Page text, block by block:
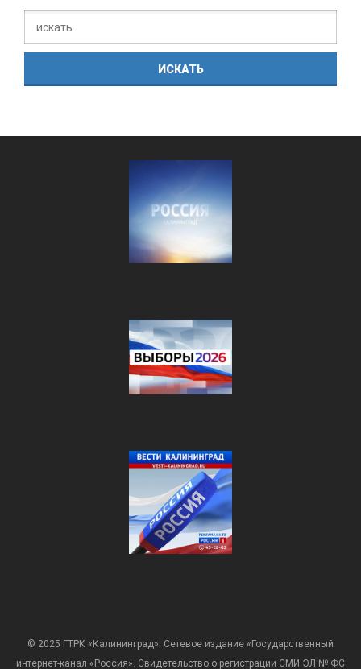
© 2025 ГТРК «Калининград». Сетевое издание «Государственный
интернет-канал «Россия». Свидетельство о регистрации СМИ ЭЛ № ФС